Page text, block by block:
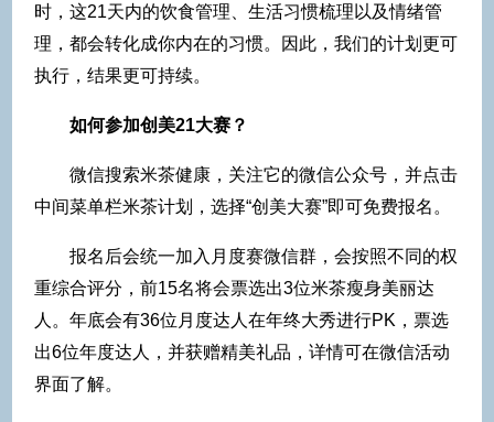
时，这21天内的饮食管理、生活习惯梳理以及情绪管
理，都会转化成你内在的习惯。因此，我们的计划更可
执行，结果更可持续。
如何参加创美21大赛？
微信搜索米茶健康，关注它的微信公众号，并点击
中间菜单栏米茶计划，选择“创美大赛”即可免费报名。
报名后会统一加入月度赛微信群，会按照不同的权
重综合评分，前15名将会票选出3位米茶瘦身美丽达
人。年底会有36位月度达人在年终大秀进行PK，票选
出6位年度达人，并获赠精美礼品，详情可在微信活动
界面了解。